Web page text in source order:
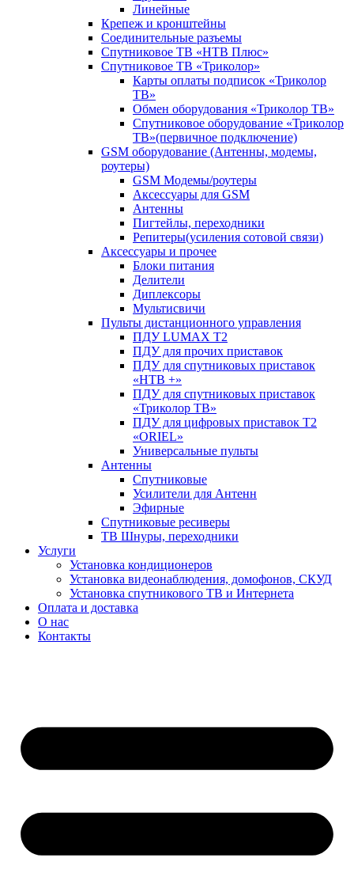
Линейные
Крепеж и кронштейны
Соединительные разъемы
Спутниковое ТВ «НТВ Плюс»
Спутниковое ТВ «Триколор»
Карты оплаты подписок «Триколор
ТВ»
Обмен оборудования «Триколор ТВ»
Спутниковое оборудование «Триколор
ТВ»(первичное подключение)
GSM оборудование (Антенны, модемы,
роутеры)
GSM Модемы/роутеры
Аксессуары для GSM
Антенны
Пигтейлы, переходники
Репитеры(усиления сотовой связи)
Аксессуары и прочее
Блоки питания
Делители
Диплексоры
Мультисвичи
Пульты дистанционного управления
ПДУ LUMAX Т2
ПДУ для прочих приставок
ПДУ для спутниковых приставок
«НТВ +»
ПДУ для спутниковых приставок
«Триколор ТВ»
ПДУ для цифровых приставок Т2
«ORIEL»
Универсальные пульты
Антенны
Спутниковые
Усилители для Антенн
Эфирные
Спутниковые ресиверы
ТВ Шнуры, переходники
Услуги
Установка кондиционеров
Установка видеонаблюдения, домофонов, СКУД
Установка спутникового ТВ и Интернета
Оплата и доставка
О нас
Контакты